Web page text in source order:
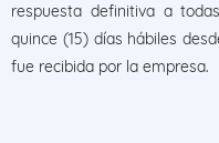
respuesta definitiva a
quince (15) días hábiles
fue recibida por la empresa.